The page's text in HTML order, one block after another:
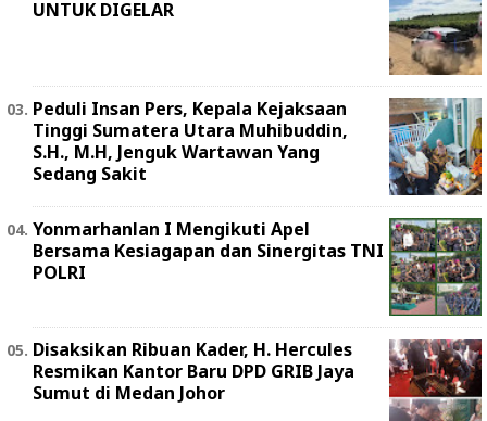
UNTUK DIGELAR
Peduli Insan Pers, Kepala Kejaksaan
Tinggi Sumatera Utara Muhibuddin,
S.H., M.H, Jenguk Wartawan Yang
Sedang Sakit
Yonmarhanlan I Mengikuti Apel
Bersama Kesiagapan dan Sinergitas TNI
POLRI
Disaksikan Ribuan Kader, H. Hercules
Resmikan Kantor Baru DPD GRIB Jaya
Sumut di Medan Johor